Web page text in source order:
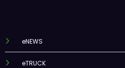
eNEWS
eTRUCK